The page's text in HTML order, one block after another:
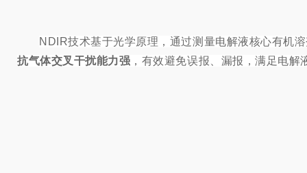
NDIR技术基于光学原理，通过测量电解液核心有机
抗气体交叉干扰能力强 ，有效避免误报、漏报，满足电